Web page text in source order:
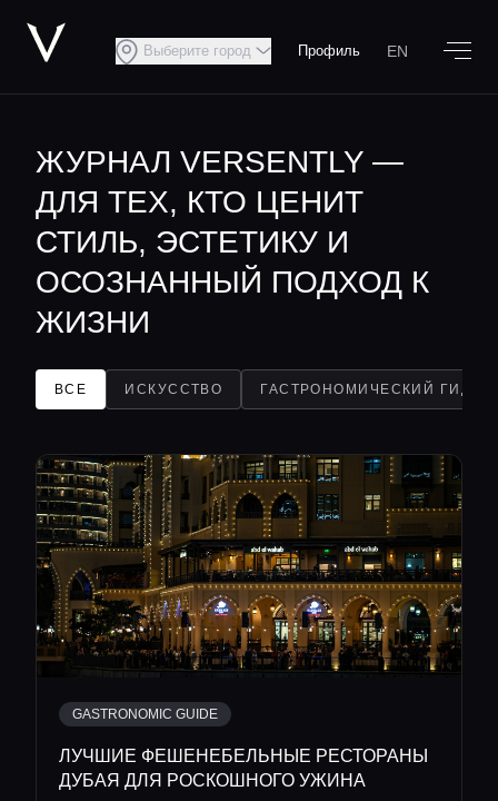
Выберите город Профиль EN
ЖУРНАЛ VERSENTLY —
ДЛЯ ТЕХ, КТО ЦЕНИТ
СТИЛЬ, ЭСТЕТИКУ И
ОСОЗНАННЫЙ ПОДХОД К
ЖИЗНИ
ВСЕ ИСКУССТВО ГАСТРОНОМИЧЕСКИЙ ГИД
GASTRONOMIC GUIDE
ЛУЧШИЕ ФЕШЕНЕБЕЛЬНЫЕ РЕСТОРАНЫ
ДУБАЯ ДЛЯ РОСКОШНОГО УЖИНА